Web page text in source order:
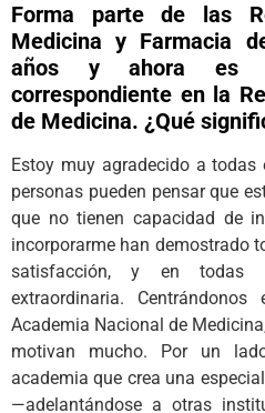
Forma parte de las
Medicina y Farmacia
años y ahora es
correspondiente en la
de Medicina. ¿Qué
Estoy muy agradecido a
personas pueden pensar que
que no tienen capacidad de
incorporarme han demostrado
satisfacción, y en todas
extraordinaria.
Academia Nacional de
motivan mucho. Por un
academia que crea una
—adelantándose a otras